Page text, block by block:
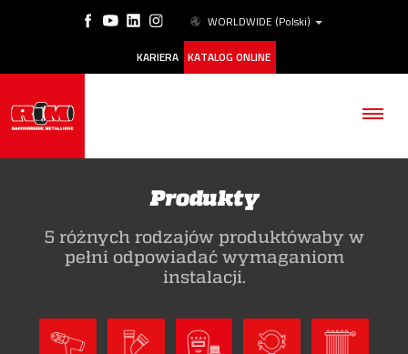
WORLDWIDE (Polski)
KARIERA KATALOG ONLINE
Produkty
5 różnych rodzajów produktówaby w
pełni odpowiadać wymaganiom
instalacji.